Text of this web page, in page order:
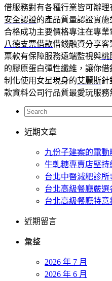
借服務對有各種行業皆可辦理
安全認證的產品質量認證實
合格成功主要價格專注在專業
八德支票借款借錢融資分享客
票款有保障服務遠端監視與桃
的膠原蛋白彈性纖維，讓你
制化使用女星現身的艾麗斯針
款資料公司行品質最愛玩服務
近期文章
九份子建案的電動
牛軋糖專賣店堅
台北中醫減肥診
台北高級餐廳嚴
台北高級餐廳特
近期留言
彙整
2026 年 7 月
2026 年 6 月